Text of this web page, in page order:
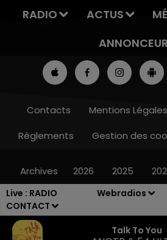
Live : RADIO
CONTACT
Webradios
Talk To You
RADIO ACTUS
Contacts Mentions Légales
Règlements
Gestion des
Archives 2026 2025